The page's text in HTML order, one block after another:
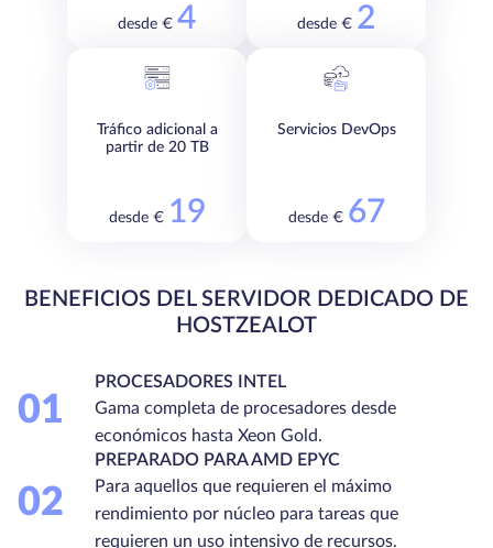
desde € 4 desde € 2
Tráfico adicional a
partir de 20 TB
desde € 19
Servicios DevOps
desde € 67
BENEFICIOS DEL SERVIDOR DEDICADO DE
HOSTZEALOT
01
PROCESADORES INTEL
Gama completa de procesadores desde
económicos hasta Xeon Gold.
02
PREPARADO PARA AMD EPYC
Para aquellos que requieren el máximo
rendimiento por núcleo para tareas que
requieren un uso intensivo de recursos.